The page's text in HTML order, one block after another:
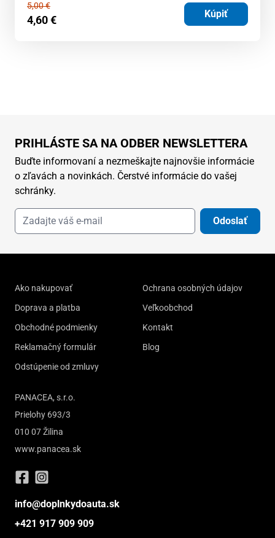
5,00€
4,60€ Kúpiť
PRIHLÁSTE SA NA ODBER NEWSLETTERA
Buďte informovaní a nezmeškajte najnovšie informácie
o zľavách a novinkách. Čerstvé informácie do vašej
schránky.
Odoslať
Ako nakupovať
Doprava a platba
Obchodné podmienky
Reklamačný formulár
Odstúpenie od zmluvy
Ochrana osobných údajov
Veľkoobchod
Kontakt
Blog
PANACEA, s.r.o.
Prielohy 693/3
010 07 Žilina
www.panacea.sk
info@doplnkydoauta.sk
+421 917 909 909